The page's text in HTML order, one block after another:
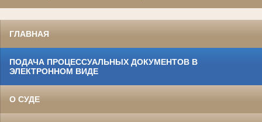
ГЛАВНАЯ
ПОДАЧА ПРОЦЕССУАЛЬНЫХ ДОКУМЕНТОВ В
ЭЛЕКТРОННОМ ВИДЕ
О СУДЕ